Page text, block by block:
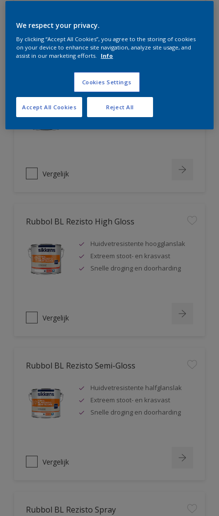
Vergelijk
Extreem kras- en slijtvast
Huidvetresistente matte lak
Vergelijk
Rubbol BL Rezisto High Gloss
Huidvetresistente hoogglanslak
Extreem stoot- en krasvast
Snelle droging en doorharding
Vergelijk
Rubbol BL Rezisto Semi-Gloss
Huidvetresistente halfglanslak
Extreem stoot- en krasvast
Snelle droging en doorharding
Vergelijk
Rubbol BL Rezisto Spray
We respect your privacy.
By clicking “Accept All Cookies”, you agree to the storing of cookies
on your device to enhance site navigation, analyze site usage, and
assist in our marketing efforts.
Info
Cookies Settings
Reject All
Accept All Cookies